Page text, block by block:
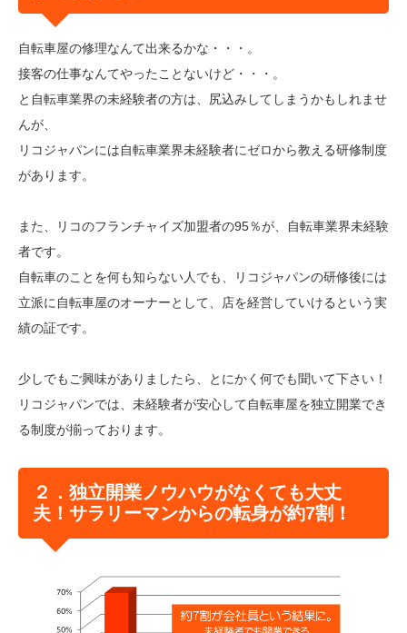
自転車屋の修理なんて出来るかな・・・。
接客の仕事なんてやったことないけど・・・。
と自転車業界の未経験者の方は、尻込みしてしまうかもしれませ
んが、
リコジャパンには自転車業界未経験者にゼロから教える研修制度
があります。
また、リコのフランチャイズ加盟者の95％が、自転車業界未経験
者です。
自転車のことを何も知らない人でも、リコジャパンの研修後には
立派に自転車屋のオーナーとして、店を経営していけるという実
績の証です。
少しでもご興味がありましたら、とにかく何でも聞いて下さい！
リコジャパンでは、未経験者が安心して自転車屋を独立開業でき
る制度が揃っております。
２．独立開業ノウハウがなくても大丈
夫！サラリーマンからの転身が約7割！